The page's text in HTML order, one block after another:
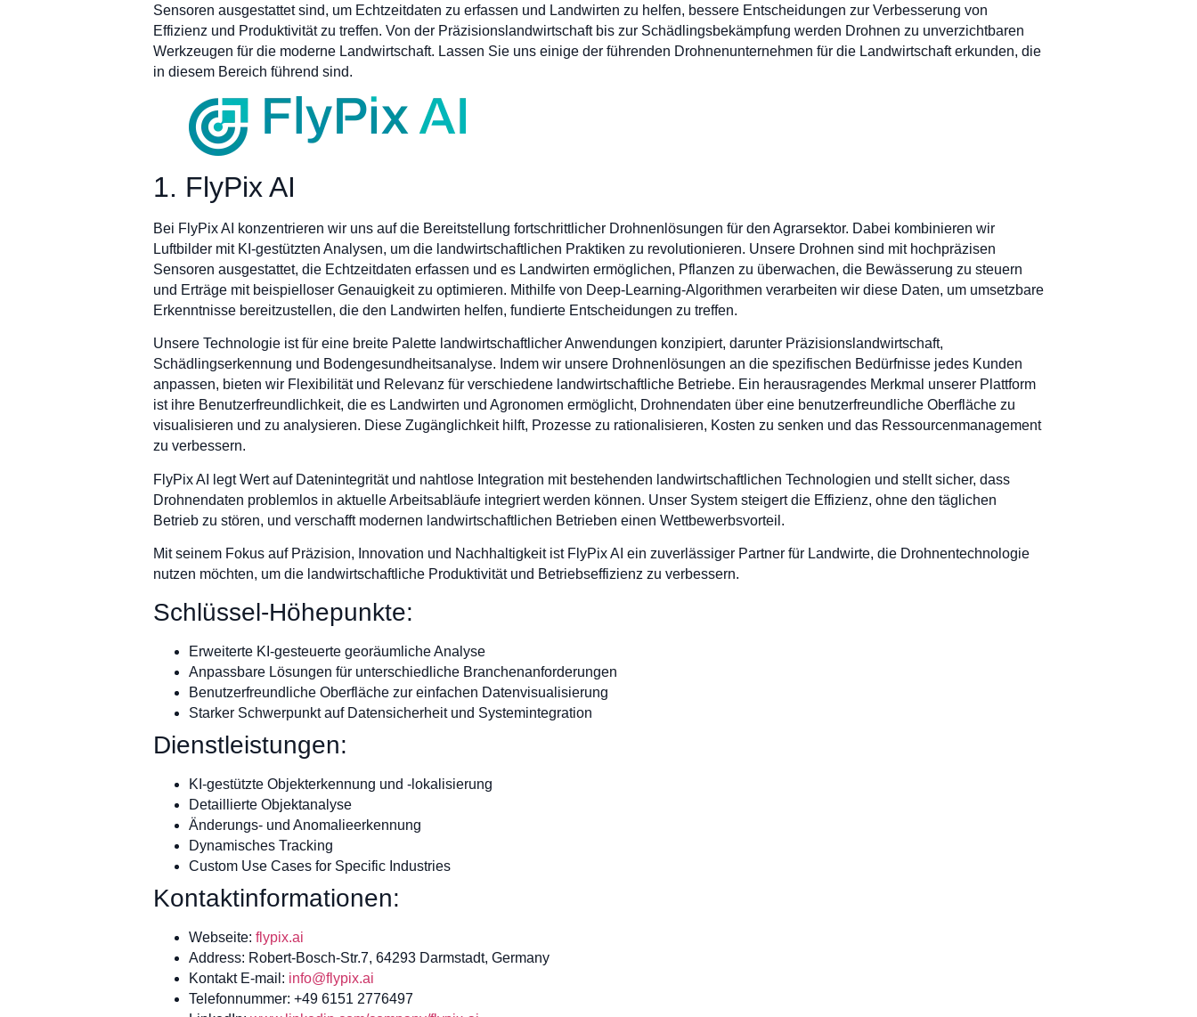
Sensoren ausgestattet sind, um Echtzeitdaten zu erfassen und Landwirten zu helfen, bessere Entscheidungen zur Verbesserung von
Effizienz und Produktivität zu treffen. Von der Präzisionslandwirtschaft bis zur Schädlingsbekämpfung werden Drohnen zu unverzichtbaren
Werkzeugen für die moderne Landwirtschaft. Lassen Sie uns einige der führenden Drohnenunternehmen für die Landwirtschaft erkunden, die
in diesem Bereich führend sind.
1. FlyPix AI
Bei FlyPix AI konzentrieren wir uns auf die Bereitstellung fortschrittlicher Drohnenlösungen für den Agrarsektor. Dabei kombinieren wir
Luftbilder mit KI-gestützten Analysen, um die landwirtschaftlichen Praktiken zu revolutionieren. Unsere Drohnen sind mit hochpräzisen
Sensoren ausgestattet, die Echtzeitdaten erfassen und es Landwirten ermöglichen, Pflanzen zu überwachen, die Bewässerung zu steuern
und Erträge mit beispielloser Genauigkeit zu optimieren. Mithilfe von Deep-Learning-Algorithmen verarbeiten wir diese Daten, um umsetzbare
Erkenntnisse bereitzustellen, die den Landwirten helfen, fundierte Entscheidungen zu treffen.
Unsere Technologie ist für eine breite Palette landwirtschaftlicher Anwendungen konzipiert, darunter Präzisionslandwirtschaft,
Schädlingserkennung und Bodengesundheitsanalyse. Indem wir unsere Drohnenlösungen an die spezifischen Bedürfnisse jedes Kunden
anpassen, bieten wir Flexibilität und Relevanz für verschiedene landwirtschaftliche Betriebe. Ein herausragendes Merkmal unserer Plattform
ist ihre Benutzerfreundlichkeit, die es Landwirten und Agronomen ermöglicht, Drohnendaten über eine benutzerfreundliche Oberfläche zu
visualisieren und zu analysieren. Diese Zugänglichkeit hilft, Prozesse zu rationalisieren, Kosten zu senken und das Ressourcenmanagement
zu verbessern.
FlyPix AI legt Wert auf Datenintegrität und nahtlose Integration mit bestehenden landwirtschaftlichen Technologien und stellt sicher, dass
Drohnendaten problemlos in aktuelle Arbeitsabläufe integriert werden können. Unser System steigert die Effizienz, ohne den täglichen
Betrieb zu stören, und verschafft modernen landwirtschaftlichen Betrieben einen Wettbewerbsvorteil.
Mit seinem Fokus auf Präzision, Innovation und Nachhaltigkeit ist FlyPix AI ein zuverlässiger Partner für Landwirte, die Drohnentechnologie
nutzen möchten, um die landwirtschaftliche Produktivität und Betriebseffizienz zu verbessern.
Schlüssel-Höhepunkte:
Erweiterte KI-gesteuerte georäumliche Analyse
Anpassbare Lösungen für unterschiedliche Branchenanforderungen
Benutzerfreundliche Oberfläche zur einfachen Datenvisualisierung
Starker Schwerpunkt auf Datensicherheit und Systemintegration
Dienstleistungen:
KI-gestützte Objekterkennung und -lokalisierung
Detaillierte Objektanalyse
Änderungs- und Anomalieerkennung
Dynamisches Tracking
Custom Use Cases for Specific Industries
Kontaktinformationen:
Webseite: flypix.ai
Address: Robert-Bosch-Str.7, 64293 Darmstadt, Germany
Kontakt E-mail: info@flypix.ai
Telefonnummer: +49 6151 2776497